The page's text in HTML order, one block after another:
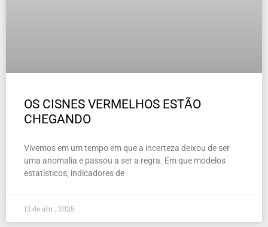
OS CISNES VERMELHOS ESTÃO
CHEGANDO
Vivemos em um tempo em que a incerteza deixou de ser
uma anomalia e passou a ser a regra. Em que modelos
estatísticos, indicadores de
13 de abr , 2025